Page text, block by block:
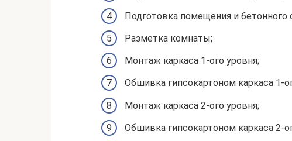
Подготовка помещения и бетонного
Разметка комнаты;
Монтаж каркаса 1-ого уровня;
Обшивка гипсокартоном каркаса 1-
Монтаж каркаса 2-ого уровня;
Обшивка гипсокартоном каркаса 2-